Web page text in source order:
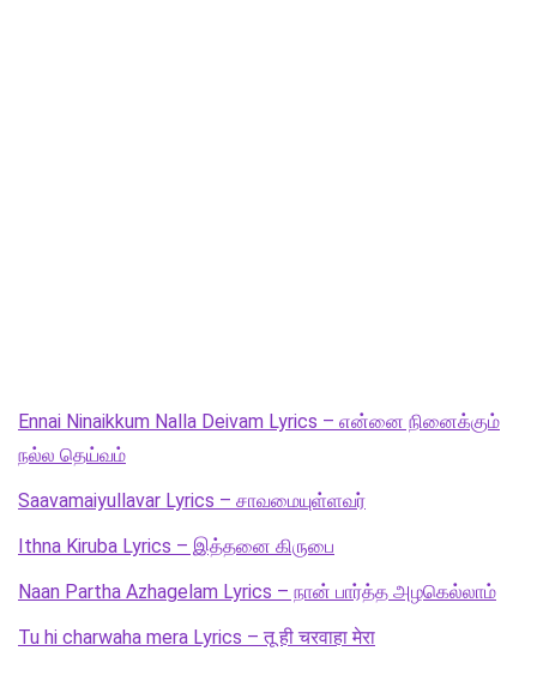
Ennai Ninaikkum Nalla Deivam Lyrics – என்னை நினைக்கும்
நல்ல தெய்வம்
Saavamaiyullavar Lyrics – சாவமையுள்ளவர்
Ithna Kiruba Lyrics – இத்தனை கிருபை
Naan Partha Azhagelam Lyrics – நான் பார்த்த அழகெல்லாம்
Tu hi charwaha mera Lyrics – तू ही चरवाहा मेरा